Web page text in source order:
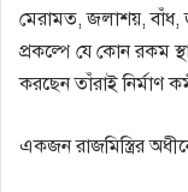
মেরামত, জলাশয়, বাঁধ,
প্রকল্পে যে কোন রকম
করছেন তাঁরাই নির্মাণ
একজন রাজমিস্ত্রির